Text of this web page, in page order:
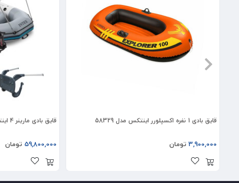
قایق بادی 1 نفره اکسپلورر اینتکس مدل 58329
3,900,000 تومان
قایق بادی مارینر 4 اینتکس با موتور برقی و سایه بان
59,800,000 تومان